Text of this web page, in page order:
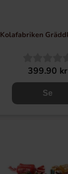
Kolafabriken
399.90 kr
Se